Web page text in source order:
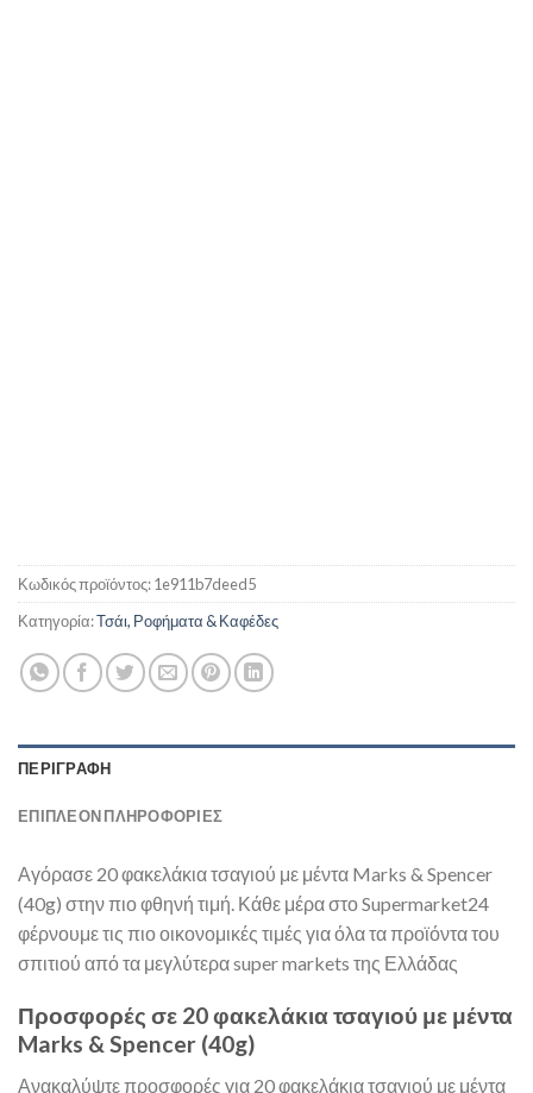
Κωδικός προϊόντος:1e911b7deed5
Κατηγορία:Τσάι, Ροφήματα & Καφέδες
ΠΕΡΙΓΡΑΦΉ
ΕΠΙΠΛΈΟΝ ΠΛΗΡΟΦΟΡΊΕΣ
Αγόρασε 20 φακελάκια τσαγιού με μέντα Marks & Spencer
(40g) στην πιο φθηνή τιμή. Κάθε μέρα στο Supermarket24
φέρνουμε τις πιο οικονομικές τιμές για όλα τα προϊόντα του
σπιτιού από τα μεγλύτερα super markets της Ελλάδας
Προσφορές σε 20 φακελάκια τσαγιού με μέντα
Marks & Spencer (40g)
Ανακαλύψτε προσφορές για 20 φακελάκια τσαγιού με μέντα